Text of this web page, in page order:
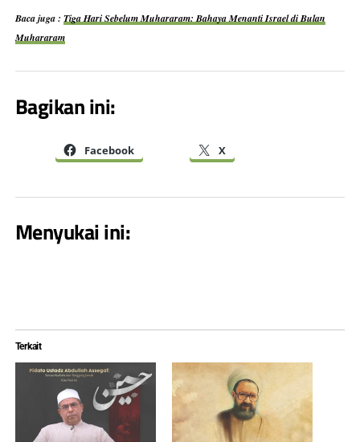
Baca juga : Tiga Hari Sebelum Muhararam: Bahaya Menanti Israel di Bulan
Muhararam
Bagikan ini:
Facebook X
Menyukai ini:
Terkait